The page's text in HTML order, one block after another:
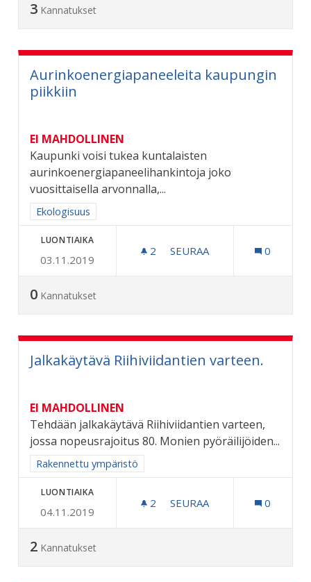
3 Kannatukset
Aurinkoenergiapaneeleita kaupungin
piikkiin
EI MAHDOLLINEN
Kaupunki voisi tukea kuntalaisten
aurinkoenergiapaneelihankintoja joko
vuosittaisella arvonnalla,...
Rajaa tulokset aihepiirin mukaan: Ekologisuus
Ekologisuus
LUONTIAIKA
03.11.2019
2 2 SEURAAJAA
SEURAA 0
0 Kannatukset
Jalkakäytävä Riihiviidantien varteen.
EI MAHDOLLINEN
Tehdään jalkakäytävä Riihiviidantien varteen,
jossa nopeusrajoitus 80. Monien pyöräilijöiden...
Rajaa tulokset aihepiirin mukaan: Rakennettu ympäristö
Rakennettu ympäristö
LUONTIAIKA
04.11.2019
2 2 SEURAAJAA
SEURAA 0
2 Kannatukset